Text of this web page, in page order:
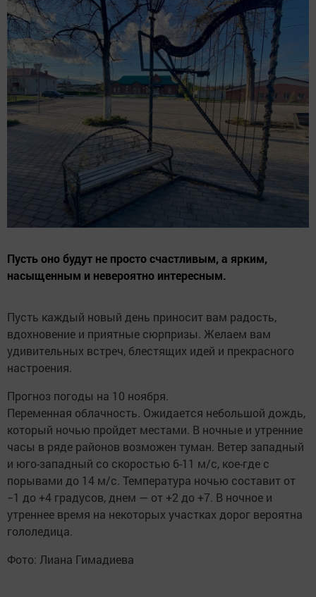
Пусть оно будут не просто счастливым, а ярким,
насыщенным и невероятно интересным.
Пусть каждый новый день приносит вам радость,
вдохновение и приятные сюрпризы. Желаем вам
удивительных встреч, блестящих идей и прекрасного
настроения.
Прогноз погоды на 10 ноября.
Переменная облачность. Ожидается небольшой дождь,
который ночью пройдет местами. В ночные и утренние
часы в ряде районов возможен туман. Ветер западный
и юго-западный со скоростью 6-11 м/с, кое-где с
порывами до 14 м/с. Температура ночью составит от
−1 до +4 градусов, днем — от +2 до +7. В ночное и
утреннее время на некоторых участках дорог вероятна
гололедица.
Фото: Лиана Гимадиева